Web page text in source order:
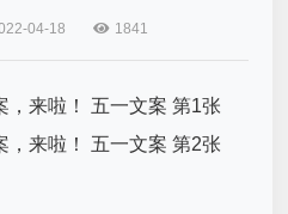
04-18 1841